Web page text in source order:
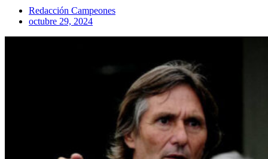
Redacción Campeones
octubre 29, 2024